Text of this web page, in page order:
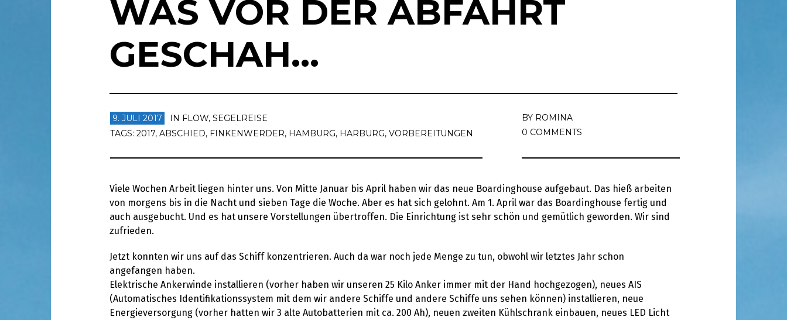
WAS VOR DER ABFAHRT
GESCHAH…
9. JULI 2017 IN FLOW, SEGELREISE
TAGS: 2017, ABSCHIED, FINKENWERDER, HAMBURG, HARBURG, VORBEREITUNGEN
BY ROMINA
0 COMMENTS
Viele Wochen Arbeit liegen hinter uns. Von Mitte Januar bis April haben wir das neue Boardinghouse aufgebaut. Das hieß arbeiten
von morgens bis in die Nacht und sieben Tage die Woche. Aber es hat sich gelohnt. Am 1. April war das Boardinghouse fertig und
auch ausgebucht. Und es hat unsere Vorstellungen übertroffen. Die Einrichtung ist sehr schön und gemütlich geworden. Wir sind
zufrieden.
Jetzt konnten wir uns auf das Schiff konzentrieren. Auch da war noch jede Menge zu tun, obwohl wir letztes Jahr schon
angefangen haben.
Elektrische Ankerwinde installieren (vorher haben wir unseren 25 Kilo Anker immer mit der Hand hochgezogen), neues AIS
(Automatisches Identifikationssystem mit dem wir andere Schiffe und andere Schiffe uns sehen können) installieren, neue
Energieversorgung (vorher hatten wir 3 alte Autobatterien mit ca. 200 Ah), neuen zweiten Kühlschrank einbauen, neues LED Licht